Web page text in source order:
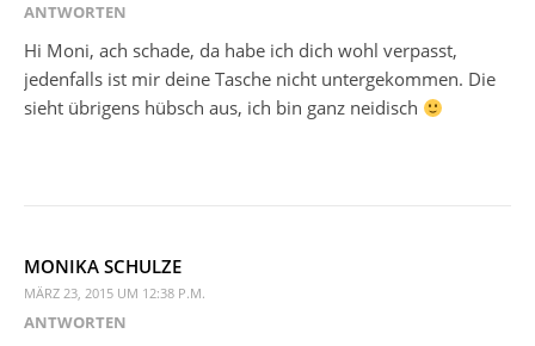
ANTWORTEN
Hi Moni, ach schade, da habe ich dich wohl verpasst,
jedenfalls ist mir deine Tasche nicht untergekommen. Die
sieht übrigens hübsch aus, ich bin ganz neidisch
MONIKA SCHULZE
MÄRZ 23, 2015 UM 12:38 P.M.
ANTWORTEN